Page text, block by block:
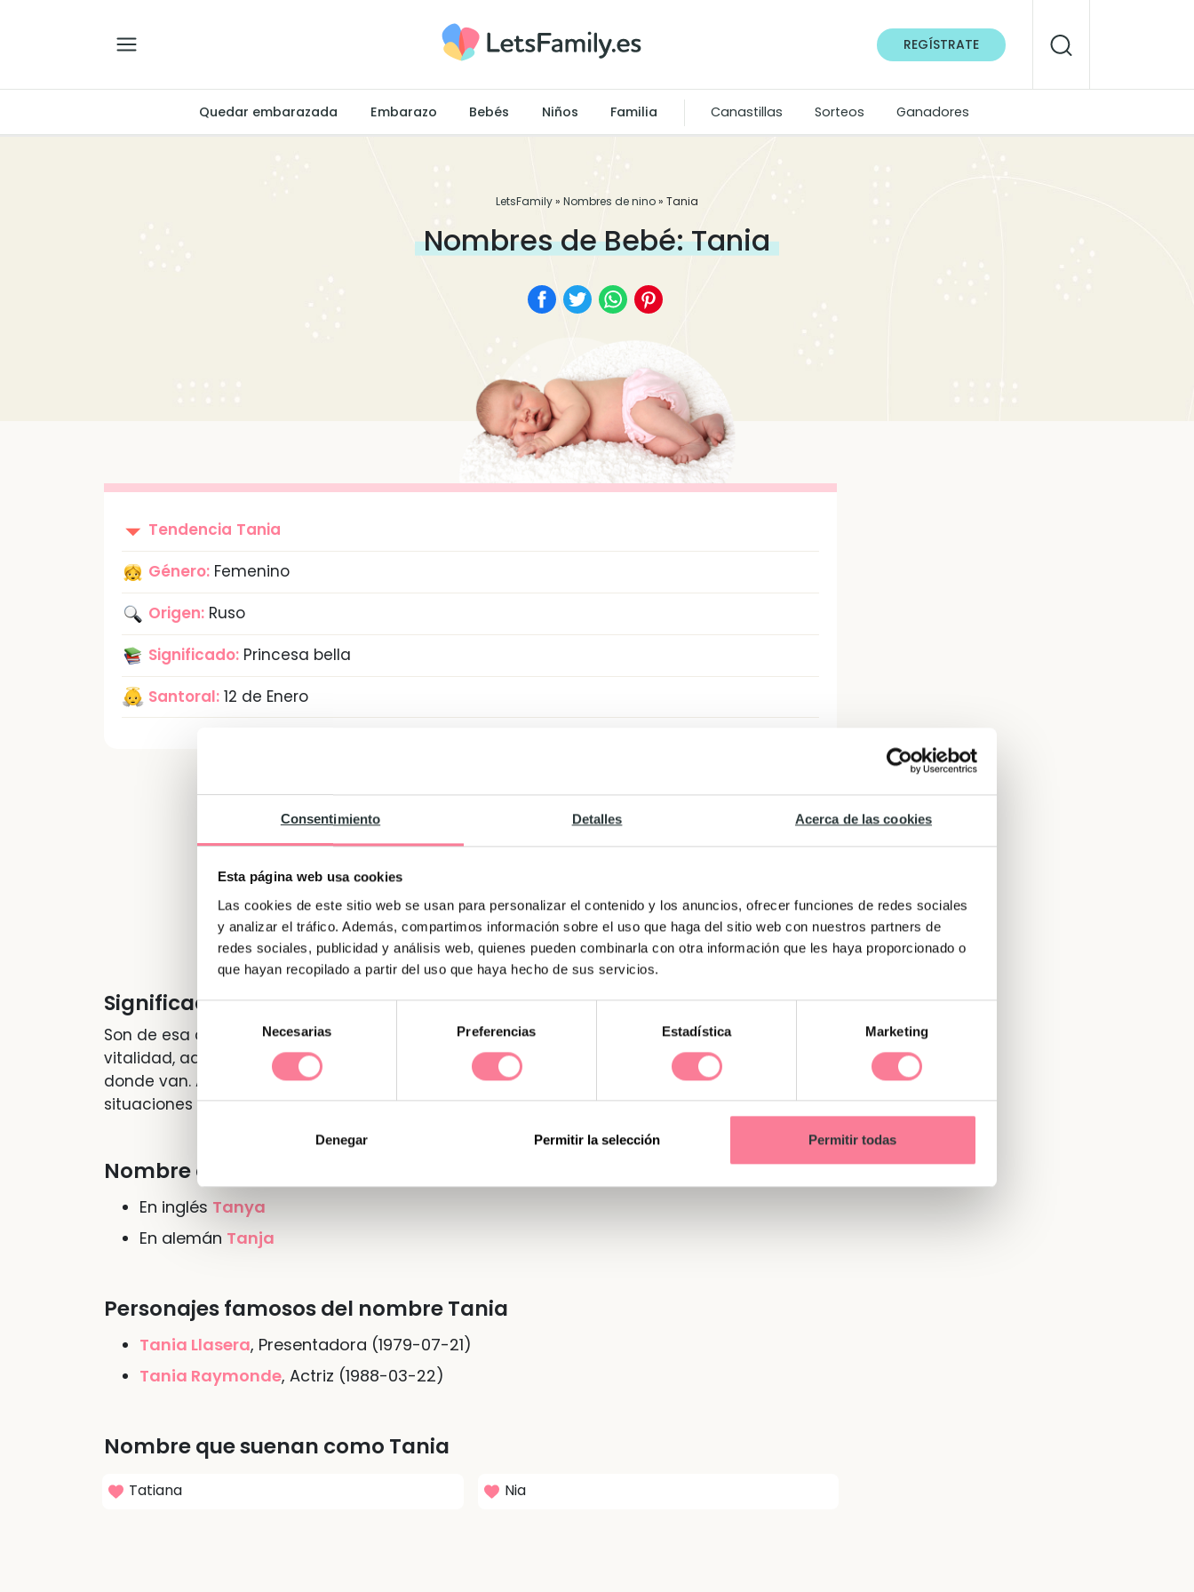
Consentimiento Detalles Acerca de las cookies
Esta página web usa cookies
Las cookies de este sitio web se usan para personalizar el contenido y los anuncios, ofrecer funciones de redes sociales
y analizar el tráfico. Además, compartimos información sobre el uso que haga del sitio web con nuestros partners de
redes sociales, publicidad y análisis web, quienes pueden combinarla con otra información que les haya proporcionado o
que hayan recopilado a partir del uso que haya hecho de sus servicios.
Selección
de
consentimiento
Necesarias Preferencias Estadística Marketing
Denegar Permitir la selección Permitir todas
REGÍSTRATE
Quedar embarazada Embarazo Bebés Niños Familia Canastillas Sorteos Ganadores
LetsFamily» Nombres de nino» Tania
Nombres de Bebé: Tania
Tendencia Tania
Género: Femenino
Origen: Ruso
Significado: Princesa bella
Santoral: 12 de Enero
Significado de "Tania"
Son de esa clase de personas que cuando estás con ellas te alegran el día por energía y
vitalidad, además de porque son personas muy divertidas. Contagian su optimismo allá por
donde van. A pesar de ello, son personas sensatas y se saben adaptar perfectamente a las
situaciones que se presentan.
Nombre de Tania en otras lenguas o idiomas
En inglés Tanya
En alemán Tanja
Personajes famosos del nombre Tania
Tania Llasera, Presentadora (1979-07-21)
Tania Raymonde, Actriz (1988-03-22)
Nombre que suenan como Tania
Tatiana Nia